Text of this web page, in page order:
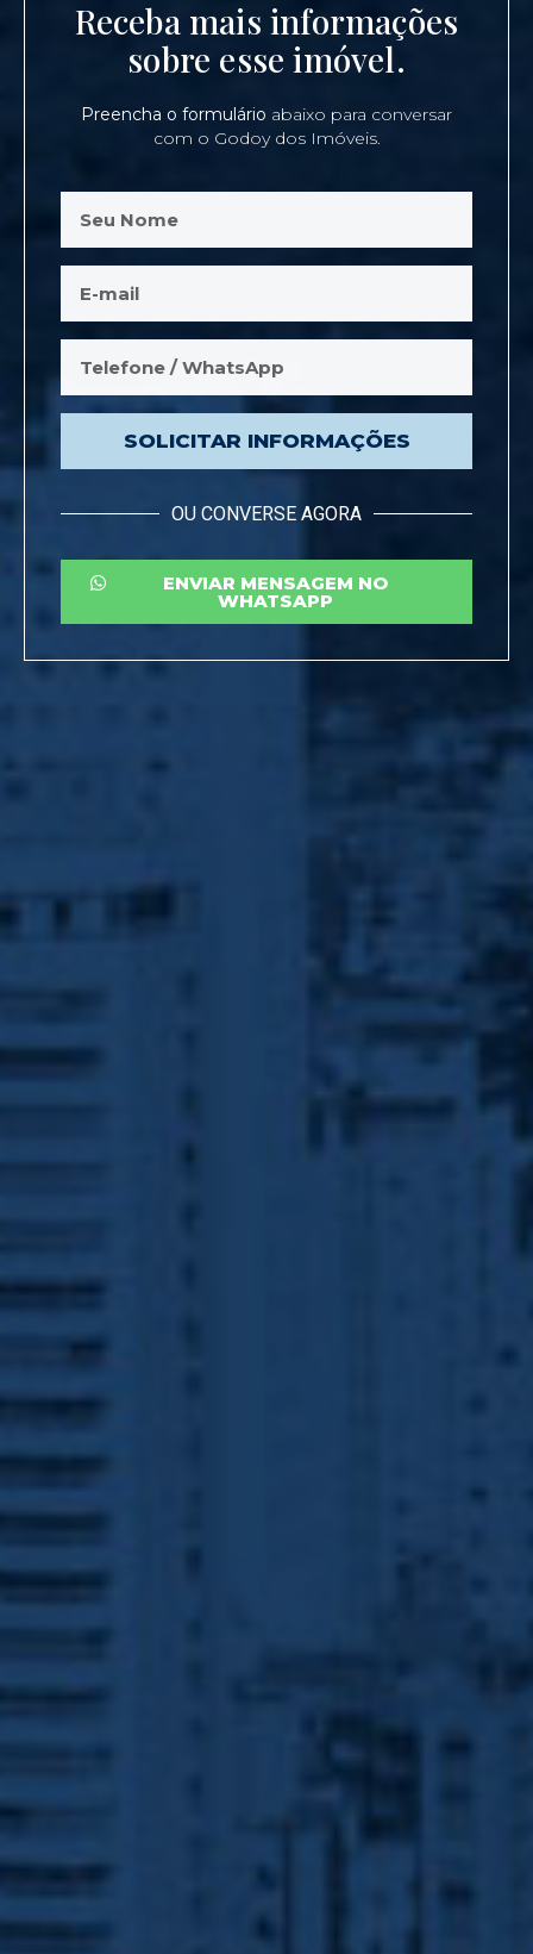
Receba mais informações
sobre esse imóvel.
Preencha o formulário abaixo para conversar
com o Godoy dos Imóveis.
SOLICITAR INFORMAÇÕES
OU CONVERSE AGORA
ENVIAR MENSAGEM NO
WHATSAPP